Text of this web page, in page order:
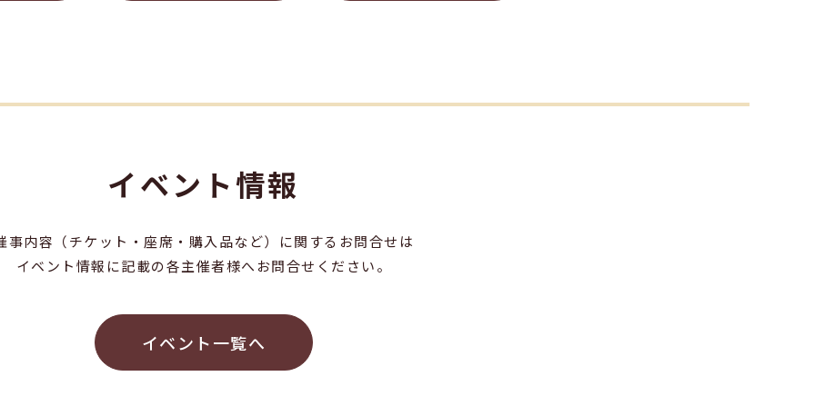
イベント情報
事内容（チケット・座席・購入品など）に関するお問合せは
イベント情報に記載の各主催者様へお問合せください。
イベント一覧へ